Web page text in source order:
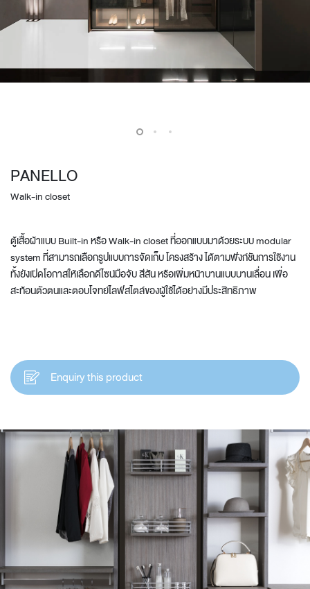
PANELLO
Walk-in closet
ตู้เสื้อผ้าแบบ Built-in หรือ Walk-in closet ที่ออกแบบมาด้วยระบบ modular
system ที่สามารถเลือกรูปแบบการจัดเก็บ โครงสร้าง ได้ตามฟังก์ชันการใช้งาน
ทั้งยังเปิดโอกาสให้เลือกดีไซน์มือจับ สีสัน หรือเพิ่มหน้าบานแบบบานเลื่อน เพื่อ
สะท้อนตัวตนและตอบโจทย์ไลฟ์สไตล์ของผู้ใช้ได้อย่างมีประสิทธิภาพ
Enquiry this product